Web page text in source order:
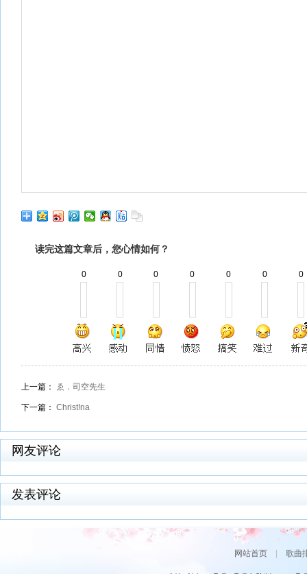
读完这篇文章后，您心情如何？
0 0 0 0 0 0 0
上一篇： ゑ．司空先生
下一篇： Christ!na
网友评论
发表评论
网站首页| 歌曲